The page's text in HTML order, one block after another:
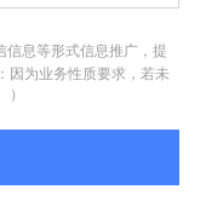
信息等形式信息推广，提
因为业务性质要求，若未